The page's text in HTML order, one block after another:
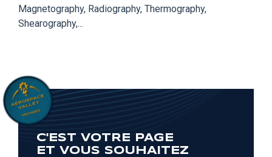
Magnetography, Radiography, Thermography,
Shearography,...
C'EST VOTRE PAGE
ET VOUS SOUHAITEZ